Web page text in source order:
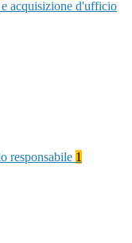
acquisizione d'ufficio
responsabile 1